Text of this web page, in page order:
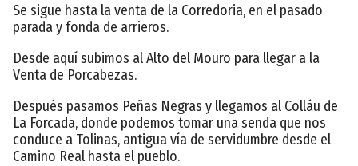
Se sigue hasta la venta de la Corredoria, en el pasado
parada y fonda de arrieros.
Desde aquí subimos al Alto del Mouro para llegar a la
Venta de Porcabezas.
Después pasamos Peñas Negras y llegamos al Colláu de
La Forcada, donde podemos tomar una senda que nos
conduce a Tolinas, antigua vía de servidumbre desde el
Camino Real hasta el pueblo.